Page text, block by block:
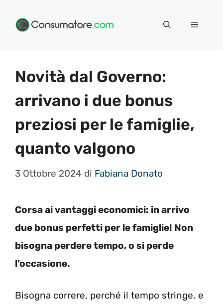
Menu
Novità dal Governo:
arrivano i due bonus
preziosi per le famiglie,
quanto valgono
3 Ottobre 2024 di Fabiana Donato
Corsa ai vantaggi economici: in arrivo
due bonus perfetti per le famiglie! Non
bisogna perdere tempo, o si perde
l’occasione.
Bisogna correre, perché il tempo stringe, e